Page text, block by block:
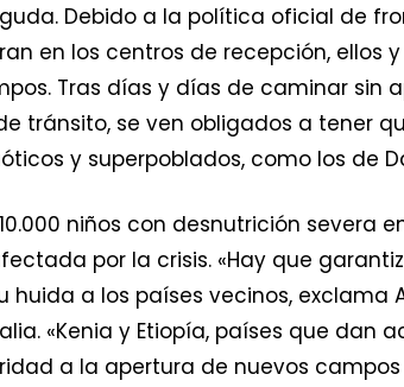
Debido a la política oficial de
en los centros de recepción, ellos
Tras días y días de caminar sin
tránsito, se ven obligados a tener
y superpoblados, como los de
niños con desnutrición severa
por la crisis. «Hay que
a los países vecinos,
«Kenia y Etiopía, países que
a la apertura de nuevos